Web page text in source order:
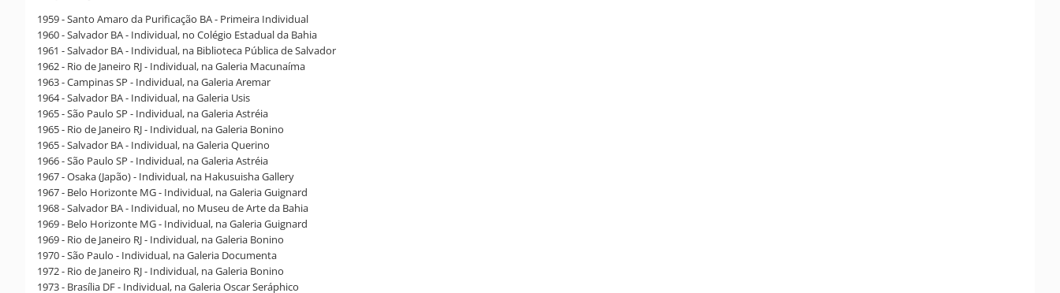
1959 - Santo Amaro da Purificação BA - Primeira Individual
1960 - Salvador BA - Individual, no Colégio Estadual da Bahia
1961 - Salvador BA - Individual, na Biblioteca Pública de Salvador
1962 - Rio de Janeiro RJ - Individual, na Galeria Macunaíma
1963 - Campinas SP - Individual, na Galeria Aremar
1964 - Salvador BA - Individual, na Galeria Usis
1965 - São Paulo SP - Individual, na Galeria Astréia
1965 - Rio de Janeiro RJ - Individual, na Galeria Bonino
1965 - Salvador BA - Individual, na Galeria Querino
1966 - São Paulo SP - Individual, na Galeria Astréia
1967 - Osaka (Japão) - Individual, na Hakusuisha Gallery
1967 - Belo Horizonte MG - Individual, na Galeria Guignard
1968 - Salvador BA - Individual, no Museu de Arte da Bahia
1969 - Belo Horizonte MG - Individual, na Galeria Guignard
1969 - Rio de Janeiro RJ - Individual, na Galeria Bonino
1970 - São Paulo - Individual, na Galeria Documenta
1972 - Rio de Janeiro RJ - Individual, na Galeria Bonino
1973 - Brasília DF - Individual, na Galeria Oscar Seráphico